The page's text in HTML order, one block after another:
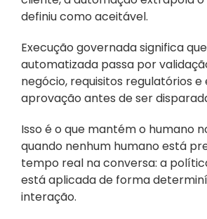
definiu como aceitável.
Execução governada significa
automatizada passa por
negócio, requisitos regulatórios
aprovação antes de ser
Isso é o que mantém o humano
quando nenhum humano está
tempo real na conversa: a
está aplicada de forma
interação.